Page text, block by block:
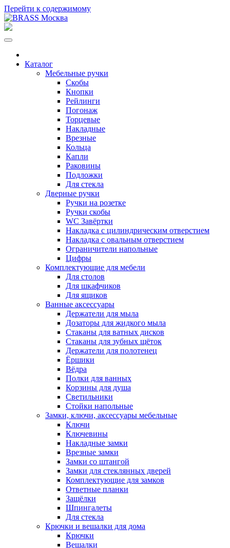
Перейти к содержимому
Каталог
Мебельные ручки
Скобы
Кнопки
Рейлинги
Погонаж
Торцевые
Накладные
Врезные
Кольца
Капли
Раковины
Подложки
Для стекла
Дверные ручки
Ручки на розетке
Ручки скобы
WC Завёртки
Накладка с цилиндрическим отверстием
Накладка с овальным отверстием
Ограничители напольные
Цифры
Комплектующие для мебели
Для столов
Для шкафчиков
Для ящиков
Ванные аксессуары
Держатели для мыла
Дозаторы для жидкого мыла
Стаканы для ватных дисков
Стаканы для зубных щёток
Держатели для полотенец
Ёршики
Вёдра
Полки для ванных
Корзины для душа
Светильники
Стойки напольные
Замки, ключи, аксессуары мебельные
Ключи
Ключевины
Накладные замки
Врезные замки
Замки со штангой
Замки для стеклянных дверей
Комплектующие для замков
Ответные планки
Защёлки
Шпингалеты
Для стекла
Крючки и вешалки для дома
Крючки
Вешалки